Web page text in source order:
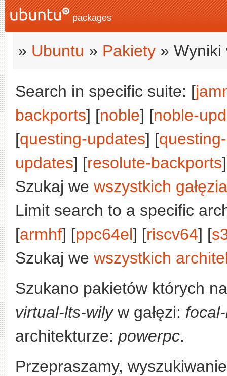
packages
» Ubuntu » Pakiety » Wyniki
Search in specific suite: [
backports] [noble] [noble-
[questing-updates] [
updates] [resolute-backports
Szukaj we wszystkich
Limit search to a specific
[armhf] [ppc64el] [riscv64] [
Szukaj we wszystkich
Szukano pakietów których
virtual-lts-wilyw gałęzi:
architekturze: powerpc.
Przepraszamy,